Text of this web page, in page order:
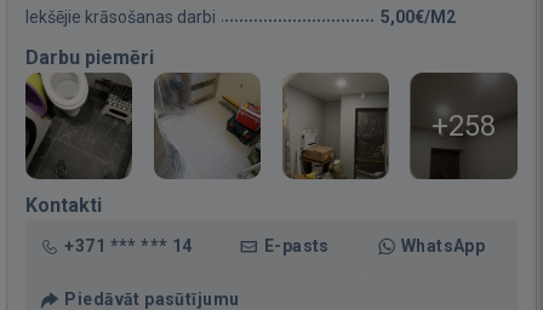
Iekšējie krāsošanas darbi 5,00€/M2
Darbu piemēri
+258
Kontakti
+371 *** *** 14 E-pasts WhatsApp
Piedāvāt pasūtījumu